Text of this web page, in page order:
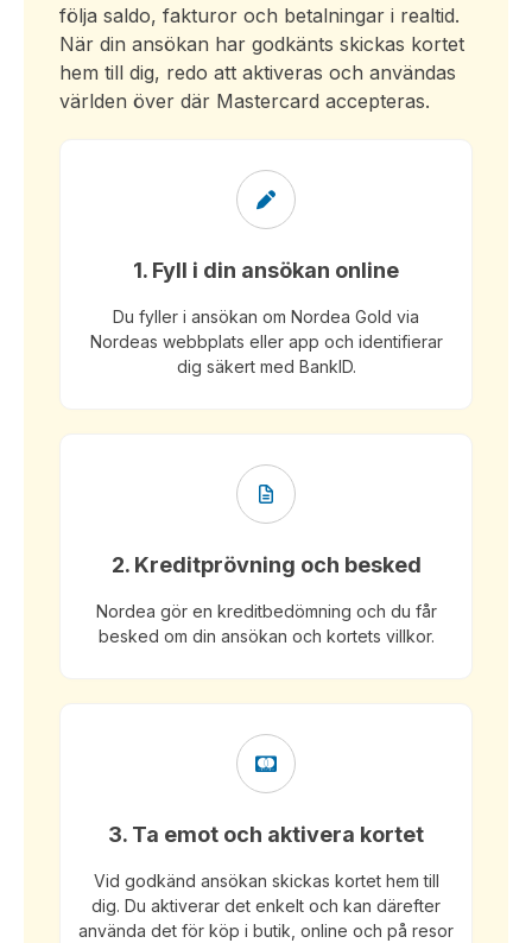
följa saldo, fakturor och betalningar i realtid.
När din ansökan har godkänts skickas kortet
hem till dig, redo att aktiveras och användas
världen över där Mastercard accepteras.
1. Fyll i din ansökan online
Du fyller i ansökan om Nordea Gold via
Nordeas webbplats eller app och identifierar
dig säkert med BankID.
2. Kreditprövning och besked
Nordea gör en kreditbedömning och du får
besked om din ansökan och kortets villkor.
3. Ta emot och aktivera kortet
Vid godkänd ansökan skickas kortet hem till
dig. Du aktiverar det enkelt och kan därefter
använda det för köp i butik, online och på resor